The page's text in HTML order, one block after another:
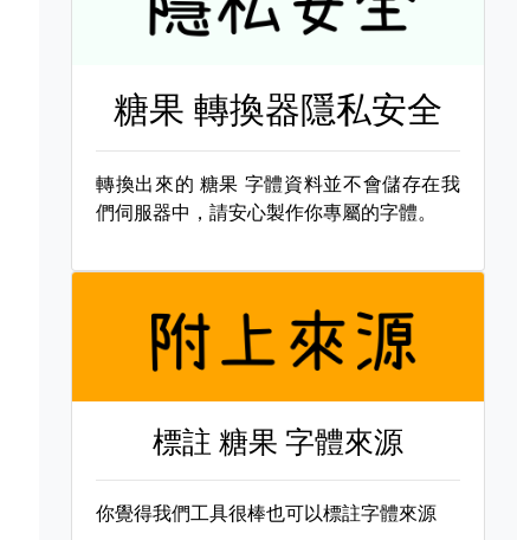
糖果 轉換器隱私安全
轉換出來的 糖果 字體資料並不會儲存在我
們伺服器中，請安心製作你專屬的字體。
標註糖果 字體來源
你覺得我們工具很棒也可以標註字體來源